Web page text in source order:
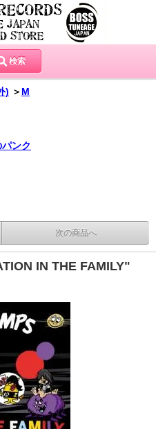
検索
) ＞ M
ンク
次の商品へ
IN THE FAMILY"